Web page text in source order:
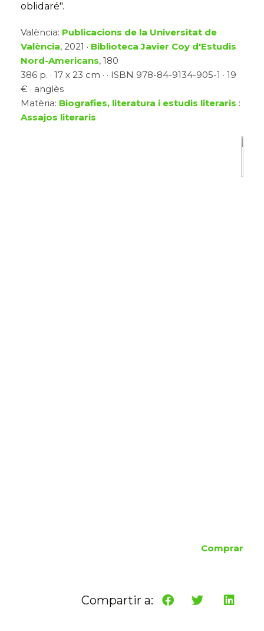
oblidaré".
València: Publicacions de la Universitat de
València, 2021 · Biblioteca Javier Coy d'Estudis
Nord-Americans, 180
386 p. · 17 x 23 cm · · ISBN 978-84-9134-905-1 · 19
€ · anglès
Matèria: Biografies, literatura i estudis literaris :
Assajos literaris
Comprar
Compartir a: